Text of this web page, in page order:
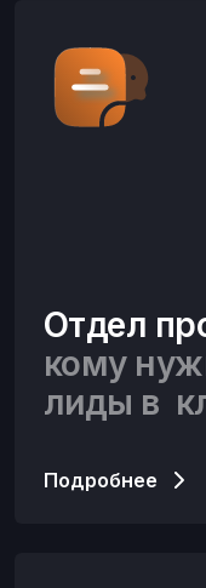
Отдел
кому
лиды в
Подробнее